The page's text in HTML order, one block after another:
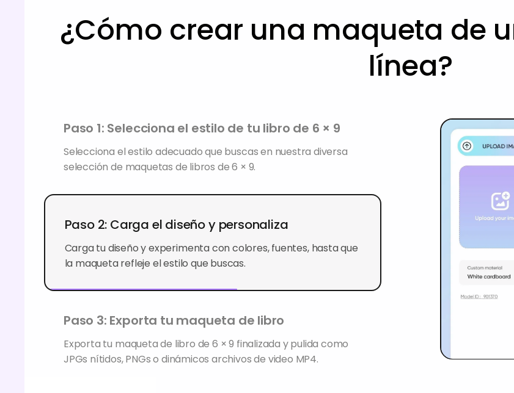
¿Cómo crear una maqueta de
línea?
Paso 1: Selecciona el estilo de tu libro de 6 × 9
Selecciona el estilo adecuado que buscas en nuestra diversa
selección de maquetas de libros de 6 × 9.
Paso 2: Carga el diseño y personaliza
Carga tu diseño y experimenta con colores, fuentes, hasta que
la maqueta refleje el estilo que buscas.
Paso 3: Exporta tu maqueta de libro
Exporta tu maqueta de libro de 6 × 9 finalizada y pulida como
JPGs nítidos, PNGs o dinámicos archivos de video MP4.